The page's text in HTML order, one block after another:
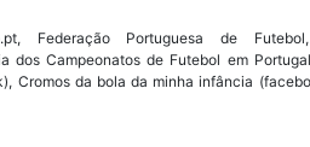
Portuguesa de Futebol,
dos Campeonatos de Futebol em
Cromos da bola da minha infância